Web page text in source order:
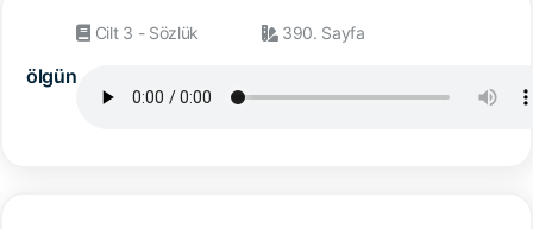
ölgün
Cilt 3 - Sözlük 390. Sayfa